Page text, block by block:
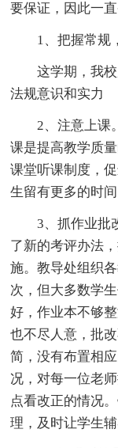
要保证，因此一
1、把握常规
这学期，我
法规意识和实力
2、注意上课
课是提高教学质
课堂听课制度，
生留有更多的时
3、抓作业批
了新的考评办法
施。教导处组织
次，但大多数学
好，作业本不够
也不尽人意，批
简，没有布置相
况，对每一位老
点看改正的情况
理，及时让学生辅